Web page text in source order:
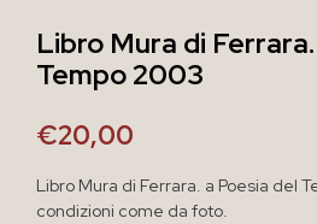
Libro Mura di
Tempo 2003
€20,00
Libro Mura di Ferrara. a Poesia del
condizioni come da foto.